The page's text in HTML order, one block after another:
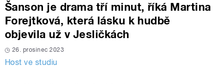
Šanson je drama tří minut, říká Martina
Forejtková, která lásku k hudbě
objevila už v Jesličkách
26. prosinec 2023
Host ve studiu